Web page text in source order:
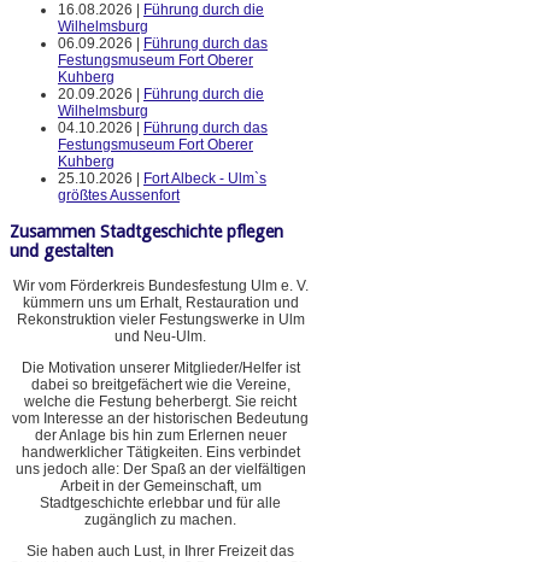
16.08.2026 |
Führung durch die
Wilhelmsburg
06.09.2026 |
Führung durch das
Festungsmuseum Fort Oberer
Kuhberg
20.09.2026 |
Führung durch die
Wilhelmsburg
04.10.2026 |
Führung durch das
Festungsmuseum Fort Oberer
Kuhberg
25.10.2026 |
Fort Albeck - Ulm`s
größtes Aussenfort
Zusammen Stadtgeschichte pflegen
und gestalten
Wir vom Förderkreis Bundesfestung Ulm e. V.
kümmern uns um Erhalt, Restauration und
Rekonstruktion vieler Festungswerke in Ulm
und Neu-Ulm.
Die Motivation unserer Mitglieder/Helfer ist
dabei so breitgefächert wie die Vereine,
welche die Festung beherbergt. Sie reicht
vom Interesse an der historischen Bedeutung
der Anlage bis hin zum Erlernen neuer
handwerklicher Tätigkeiten. Eins verbindet
uns jedoch alle: Der Spaß an der vielfältigen
Arbeit in der Gemeinschaft, um
Stadtgeschichte erlebbar und für alle
zugänglich zu machen.
Sie haben auch Lust, in Ihrer Freizeit das